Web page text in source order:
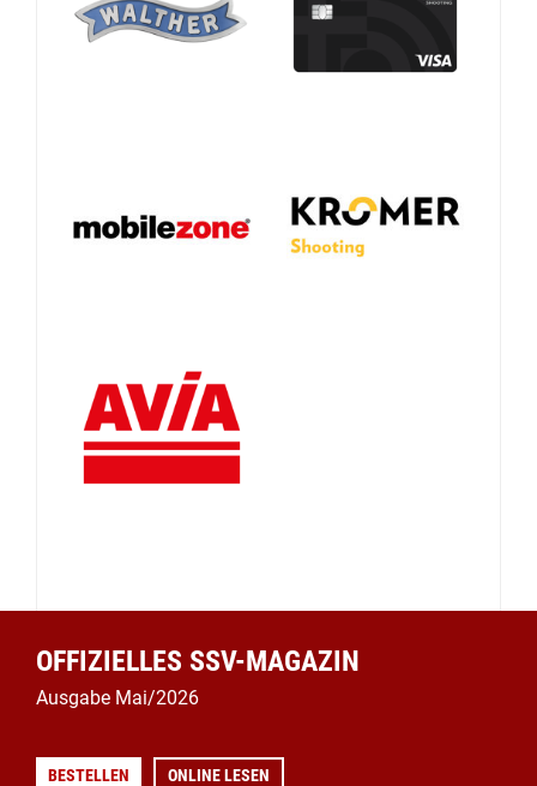
OFFIZIELLES SSV-MAGAZIN
Ausgabe Mai/2026
BESTELLEN ONLINE LESEN